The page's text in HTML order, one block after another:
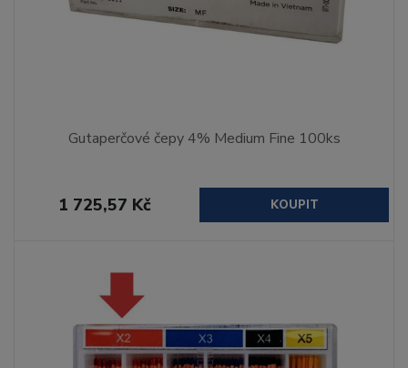
Gutaperčové čepy 4% Medium Fine 100ks
1 725,57 Kč KOUPIT